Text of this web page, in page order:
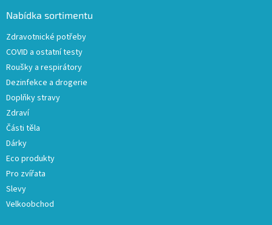
Nabídka sortimentu
Zdravotnické potřeby
COVID a ostatní testy
Roušky a respirátory
Dezinfekce a drogerie
Doplňky stravy
Zdraví
Části těla
Dárky
Eco produkty
Pro zvířata
Slevy
Velkoobchod